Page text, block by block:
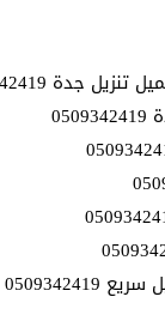
جدة 0509342419